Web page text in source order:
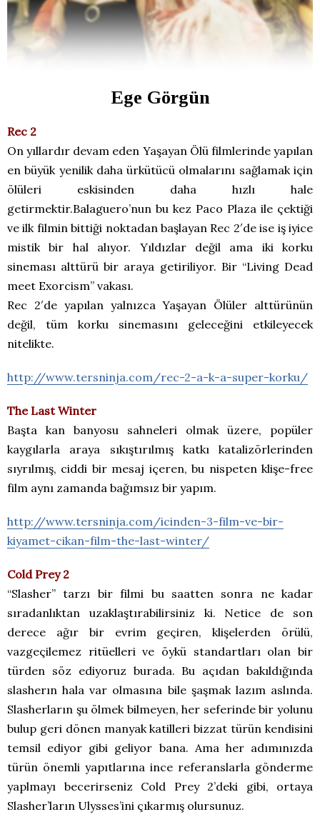
Ege Görgün
Rec 2
On yıllardır devam eden Yaşayan Ölü filmlerinde yapılan
en büyük yenilik daha ürkütücü olmalarını sağlamak için
ölüleri eskisinden daha hızlı hale
getirmektir.Balaguero’nun bu kez Paco Plaza ile çektiği
ve ilk filmin bittiği noktadan başlayan Rec 2′de ise iş iyice
mistik bir hal alıyor. Yıldızlar değil ama iki korku
sineması alttürü bir araya getiriliyor. Bir “Living Dead
meet Exorcism” vakası.
Rec 2′de yapılan yalnızca Yaşayan Ölüler alttürünün
değil, tüm korku sinemasını geleceğini etkileyecek
nitelikte.
http://www.tersninja.com/rec-2-a-k-a-super-korku/
The Last Winter
Başta kan banyosu sahneleri olmak üzere, popüler
kaygılarla araya sıkıştırılmış katkı katalizörlerinden
sıyrılmış, ciddi bir mesaj içeren, bu nispeten klişe-free
film aynı zamanda bağımsız bir yapım.
http://www.tersninja.com/icinden-3-film-ve-bir-
kiyamet-cikan-film-the-last-winter/
Cold Prey 2
“Slasher” tarzı bir filmi bu saatten sonra ne kadar
sıradanlıktan uzaklaştırabilirsiniz ki. Netice de son
derece ağır bir evrim geçiren, klişelerden örülü,
vazgeçilemez ritüelleri ve öykü standartları olan bir
türden söz ediyoruz burada. Bu açıdan bakıldığında
slasherın hala var olmasına bile şaşmak lazım aslında.
Slasherların şu ölmek bilmeyen, her seferinde bir yolunu
bulup geri dönen manyak katilleri bizzat türün kendisini
temsil ediyor gibi geliyor bana. Ama her adımınızda
türün önemli yapıtlarına ince referanslarla gönderme
yaplmayı becerirseniz Cold Prey 2’deki gibi, ortaya
Slasher’ların Ulysses’ini çıkarmış olursunuz.